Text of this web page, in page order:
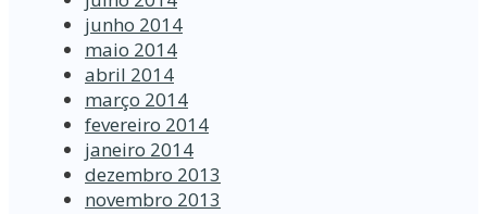
junho 2014
maio 2014
abril 2014
março 2014
fevereiro 2014
janeiro 2014
dezembro 2013
novembro 2013